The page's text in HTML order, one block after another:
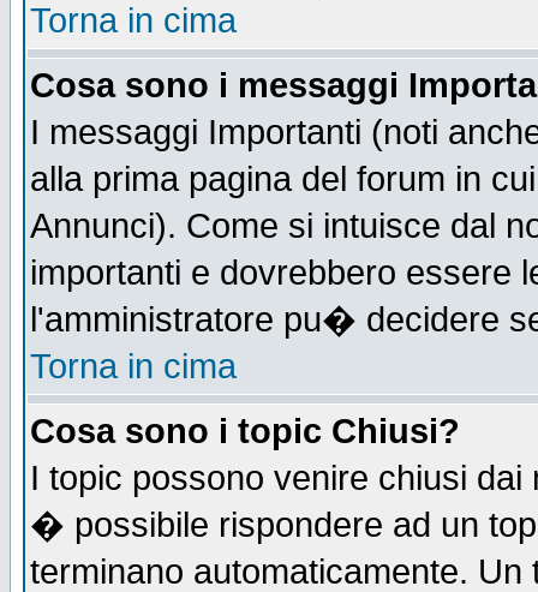
Torna in cima
Cosa sono i messaggi
I messaggi Importanti (noti
alla prima pagina del forum in
Annunci). Come si intuisce dal
importanti e dovrebbero essere
l'amministratore pu� decidere
Torna in cima
Cosa sono i topic Chiusi?
I topic possono venire chiusi
� possibile rispondere ad un
terminano automaticamente.